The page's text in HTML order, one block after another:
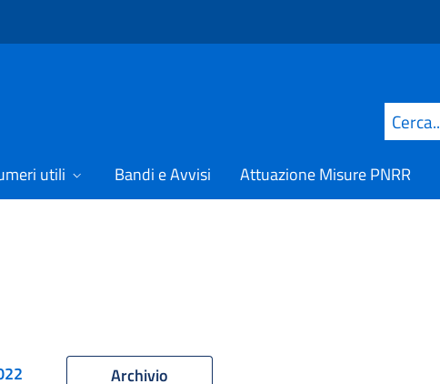
Cerca
utili Bandi e Avvisi Attuazione Misure PNRR
Archivio